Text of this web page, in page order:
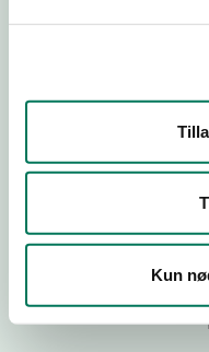
Kun
ID-nummer
P-nr
Tilføj
Kopier link til at